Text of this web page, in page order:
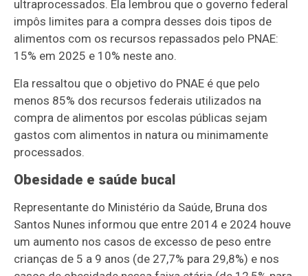
ultraprocessados. Ela lembrou que o governo federal
impôs limites para a compra desses dois tipos de
alimentos com os recursos repassados pelo PNAE:
15% em 2025 e 10% neste ano.
Ela ressaltou que o objetivo do PNAE é que pelo
menos 85% dos recursos federais utilizados na
compra de alimentos por escolas públicas sejam
gastos com alimentos in natura ou minimamente
processados.
Obesidade e saúde bucal
Representante do Ministério da Saúde, Bruna dos
Santos Nunes informou que entre 2014 e 2024 houve
um aumento nos casos de excesso de peso entre
crianças de 5 a 9 anos (de 27,7% para 29,8%) e nos